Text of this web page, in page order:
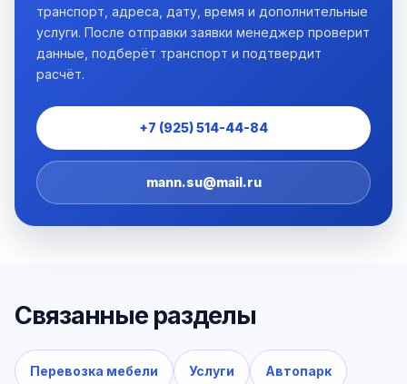
транспорт, адреса, дату, время и дополнительные
услуги. После отправки заявки менеджер проверит
данные, подберёт транспорт и подтвердит
расчёт.
+7 (925) 514-44-84
mann.su@mail.ru
Связанные разделы
Перевозка мебели Услуги Автопарк